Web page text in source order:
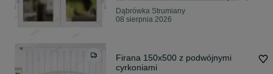
Dąbrówka Strumiany
08 sierpnia 2026
Firana 150x500 z podwójnymi
cyrkoniami